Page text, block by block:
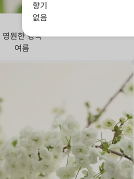
영원한 행복
여름
고
향기
없음